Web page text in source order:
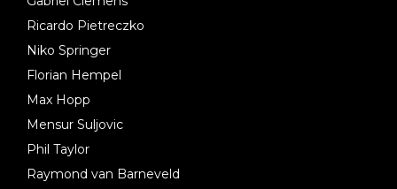
Ricardo Pietreczko
Niko Springer
Florian Hempel
Max Hopp
Mensur Suljovic
Phil Taylor
Raymond van Barneveld